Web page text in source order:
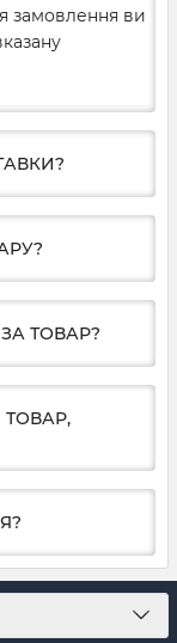
замовлення ви
ТОВАР?